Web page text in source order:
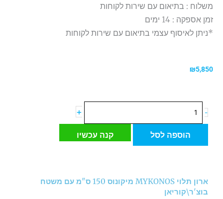
משלוח : בתיאום עם שירות לקוחות
זמן אספקה : 14 ימים
*ניתן לאיסוף עצמי בתיאום עם שירות לקוחות
₪5,850
-
של
ס"מ
עם
+
הוספה לסל קנה עכשיו
ארון תלוי MYKONOS מיקונוס 150 ס"מ עם משטח
בוצ'ר\קוריאן